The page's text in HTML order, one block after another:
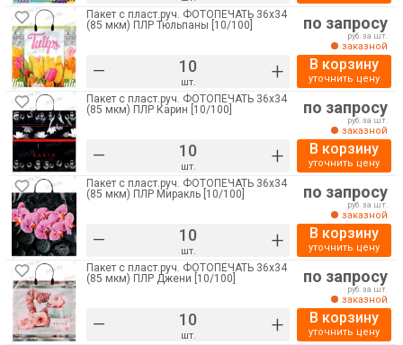
Пакет с пласт.руч. ФОТОПЕЧАТЬ 36х34
(85 мкм) ПЛР Тюльпаны [10/100]
– шт. +
по запросу
руб. за шт.
заказной
В корзину
уточнить цену
Пакет с пласт.руч. ФОТОПЕЧАТЬ 36х34
(85 мкм) ПЛР Карин [10/100]
– шт. +
по запросу
руб. за шт.
заказной
В корзину
уточнить цену
Пакет с пласт.руч. ФОТОПЕЧАТЬ 36х34
(85 мкм) ПЛР Миракль [10/100]
– шт. +
по запросу
руб. за шт.
заказной
В корзину
уточнить цену
Пакет с пласт.руч. ФОТОПЕЧАТЬ 36х34
(85 мкм) ПЛР Джени [10/100]
– шт. +
по запросу
руб. за шт.
заказной
В корзину
уточнить цену